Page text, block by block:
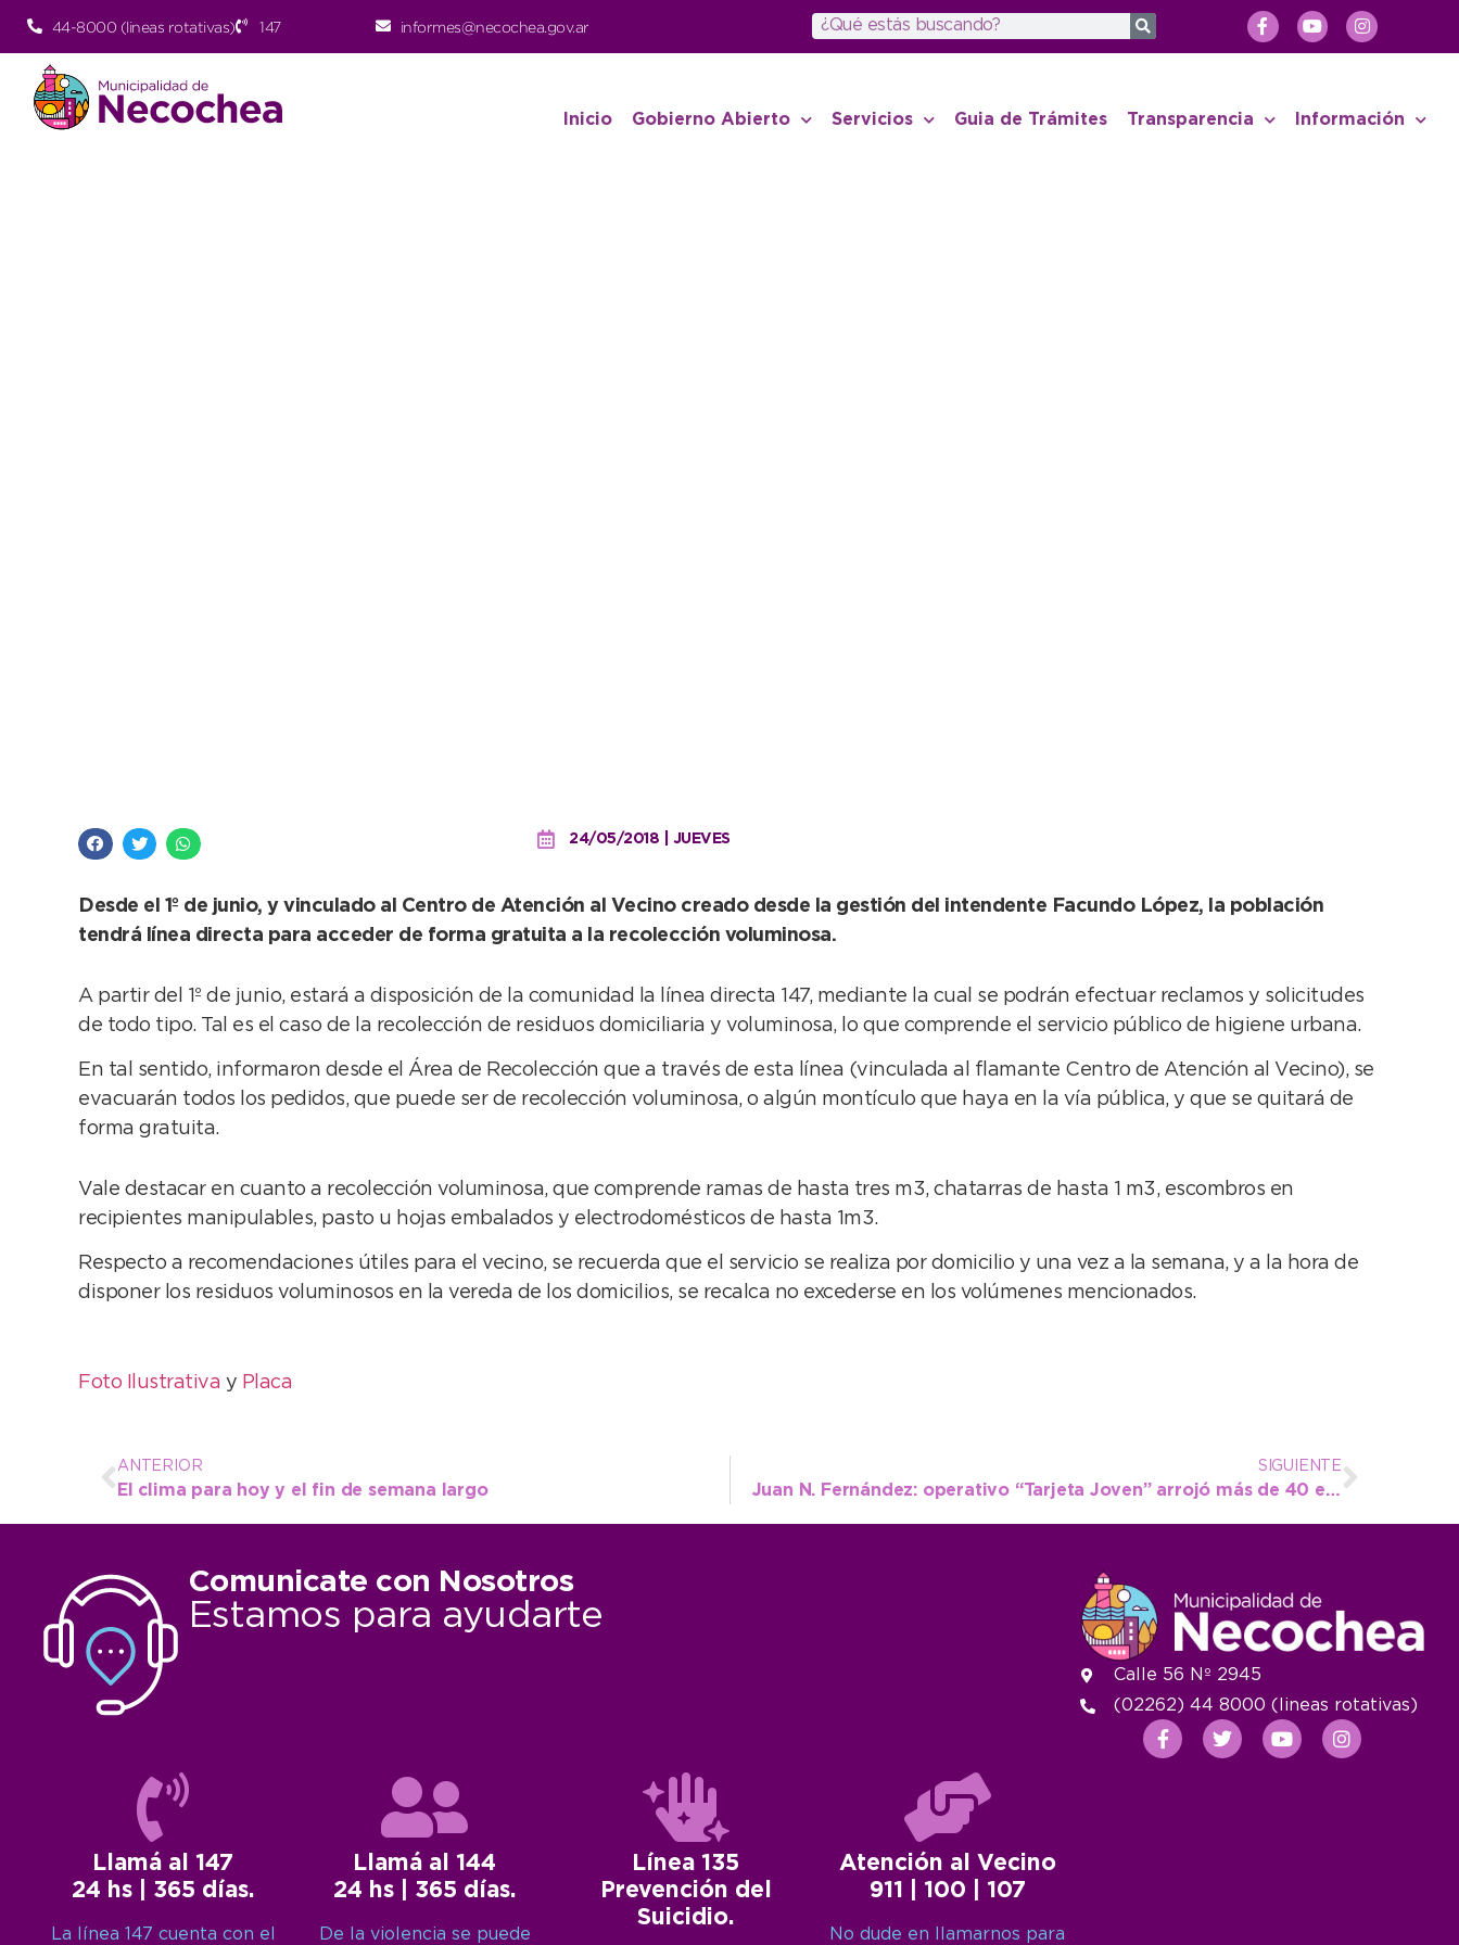
44-8000 (lineas rotativas) 147 informes@necochea.gov.ar
Inicio Gobierno Abierto Servicios Guia de Trámites Transparencia Información
24/05/2018 | JUEVES
Desde el 1º de junio, y vinculado al Centro de Atención al Vecino creado desde la gestión del intendente Facundo López, la población
tendrá línea directa para acceder de forma gratuita a la recolección voluminosa.
A partir del 1º de junio, estará a disposición de la comunidad la línea directa 147, mediante la cual se podrán efectuar reclamos y solicitudes
de todo tipo. Tal es el caso de la recolección de residuos domiciliaria y voluminosa, lo que comprende el servicio público de higiene urbana.
En tal sentido, informaron desde el Área de Recolección que a través de esta línea (vinculada al flamante Centro de Atención al Vecino), se
evacuarán todos los pedidos, que puede ser de recolección voluminosa, o algún montículo que haya en la vía pública, y que se quitará de
forma gratuita.
Vale destacar en cuanto a recolección voluminosa, que comprende ramas de hasta tres m3, chatarras de hasta 1 m3, escombros en
recipientes manipulables, pasto u hojas embalados y electrodomésticos de hasta 1m3.
Respecto a recomendaciones útiles para el vecino, se recuerda que el servicio se realiza por domicilio y una vez a la semana, y a la hora de
disponer los residuos voluminosos en la vereda de los domicilios, se recalca no excederse en los volúmenes mencionados.
Foto Ilustrativa y Placa
ANTERIOR
El clima para hoy y el fin de semana largo
SIGUIENTE
Juan N. Fernández: operativo “Tarjeta Joven” arrojó más de 40 entregas
Comunicate con Nosotros
Estamos para ayudarte
Llamá al 147
24 hs | 365 días.
La línea 147 cuenta con el
Llamá al 144
24 hs | 365 días.
De la violencia se puede
Línea 135
Prevención del
Suicidio.
Atención al Vecino
911 | 100 | 107
No dude en llamarnos para
Calle 56 Nº 2945
(02262) 44 8000 (lineas rotativas)